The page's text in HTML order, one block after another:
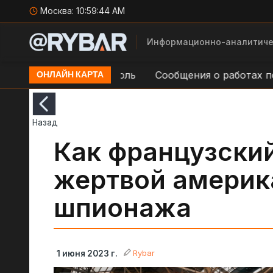
Москва: 10:59:45 AM
Информационно-
ОНЛАЙН КАРТА
в н.п. Мариуполь Сообщения о работах по
Назад
Как
жертвой
шпионажа
1 июня 2023 г. Rybar